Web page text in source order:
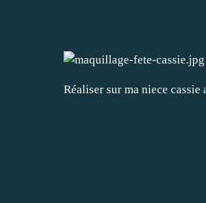
Réaliser sur ma niece